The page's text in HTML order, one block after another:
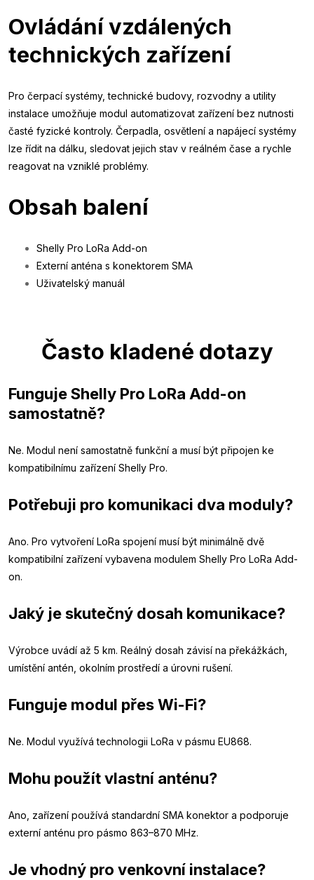
Ovládání vzdálených
technických zařízení
Pro čerpací systémy, technické budovy, rozvodny a utility
instalace umožňuje modul automatizovat zařízení bez nutnosti
časté fyzické kontroly. Čerpadla, osvětlení a napájecí systémy
lze řídit na dálku, sledovat jejich stav v reálném čase a rychle
reagovat na vzniklé problémy.
Obsah balení
Shelly Pro LoRa Add-on
Externí anténa s konektorem SMA
Uživatelský manuál
Často kladené dotazy
Funguje Shelly Pro LoRa Add-on
samostatně?
Ne. Modul není samostatně funkční a musí být připojen ke
kompatibilnímu zařízení Shelly Pro.
Potřebuji pro komunikaci dva moduly?
Ano. Pro vytvoření LoRa spojení musí být minimálně dvě
kompatibilní zařízení vybavena modulem Shelly Pro LoRa Add-
on.
Jaký je skutečný dosah komunikace?
Výrobce uvádí až 5 km. Reálný dosah závisí na překážkách,
umístění antén, okolním prostředí a úrovni rušení.
Funguje modul přes Wi-Fi?
Ne. Modul využívá technologii LoRa v pásmu EU868.
Mohu použít vlastní anténu?
Ano, zařízení používá standardní SMA konektor a podporuje
externí anténu pro pásmo 863–870 MHz.
Je vhodný pro venkovní instalace?